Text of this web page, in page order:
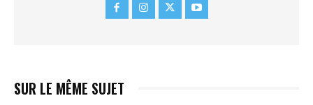
SUR LE MÊME SUJET